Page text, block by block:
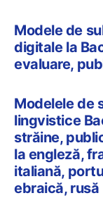
Modele de
digitale la
evaluare,
Modelele de
lingvistice
străine,
la engleză,
italiană,
ebraică, rusă